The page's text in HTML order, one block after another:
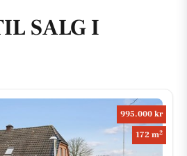
SALG I
995.000 kr
172 m2